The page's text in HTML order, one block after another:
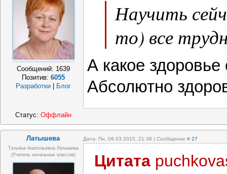
Сообщений: 1639
Позитив: 6055
Разработки
Блог
Научить
то) все
А какое здоровье
Абсолютно
Статус: Оффлайн
Латышева Дата: Пн, 09.03.2015, 21:38 | Сообщение # 27
Татьяна Анатольевна Латышева
(учитель начальных классов)
Цитата